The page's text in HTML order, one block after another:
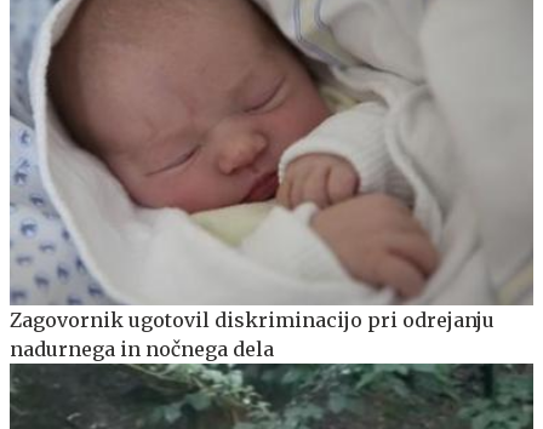
Zagovornik ugotovil diskriminacijo pri odrejanju
nadurnega in nočnega dela